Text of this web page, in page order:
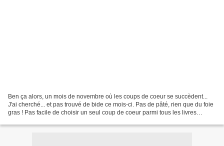
Ben ça alors, un mois de novembre où les coups de coeur se succèdent...
J'ai cherché... et pas trouvé de bide ce mois-ci. Pas de pâté, rien que du foie
gras ! Pas facile de choisir un seul coup de coeur parmi tous les livres